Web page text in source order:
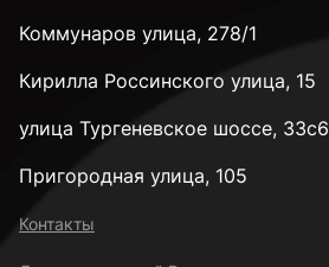
Коммунаров улица, 278/1
Кирилла Россинского улица, 15
улица Тургеневское шоссе, 33с6
Пригородная улица, 105
Контакты